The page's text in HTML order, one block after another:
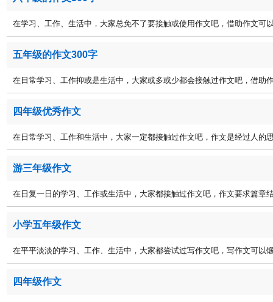
在学习、工作、生活中，大家总免不了要接触或使用作文吧，借助作文
五年级的作文300字
在日常学习、工作抑或是生活中，大家或多或少都会接触过作文吧，借
四年级优秀作文
在日常学习、工作和生活中，大家一定都接触过作文吧，作文是经过人
游三年级作文
在日复一日的学习、工作或生活中，大家都接触过作文吧，作文要求篇
小学五年级作文
在平平淡淡的学习、工作、生活中，大家都尝试过写作文吧，写作文可
四年级作文